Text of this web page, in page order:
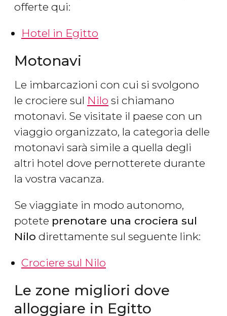
offerte qui:
Hotel in Egitto
Motonavi
Le imbarcazioni con cui si svolgono
le crociere sul Nilo si chiamano
motonavi. Se visitate il paese con un
viaggio organizzato, la categoria delle
motonavi sarà simile a quella degli
altri hotel dove pernotterete durante
la vostra vacanza.
Se viaggiate in modo autonomo,
potete prenotare una crociera sul
Nilo direttamente sul seguente link:
Crociere sul Nilo
Le zone migliori dove
alloggiare in Egitto